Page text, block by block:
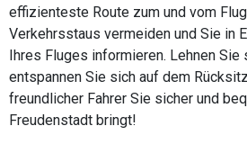
effizienteste Route zum und vom
Verkehrsstaus vermeiden und Sie in
Ihres Fluges informieren. Lehnen Sie
entspannen Sie sich auf dem
freundlicher Fahrer Sie sicher und
Freudenstadt bringt!